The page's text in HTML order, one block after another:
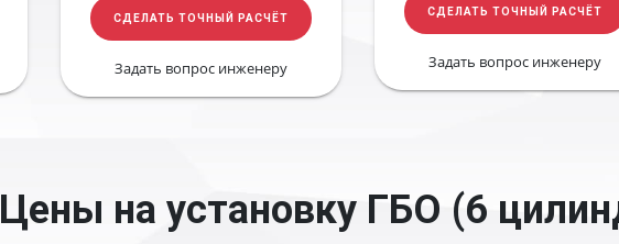
СДЕЛАТЬ ТОЧНЫЙ РАСЧЁТ
Задать вопрос инженеру
СДЕЛАТЬ ТОЧНЫЙ РАСЧЁТ
Задать вопрос инженеру
Цены на установку ГБО (6